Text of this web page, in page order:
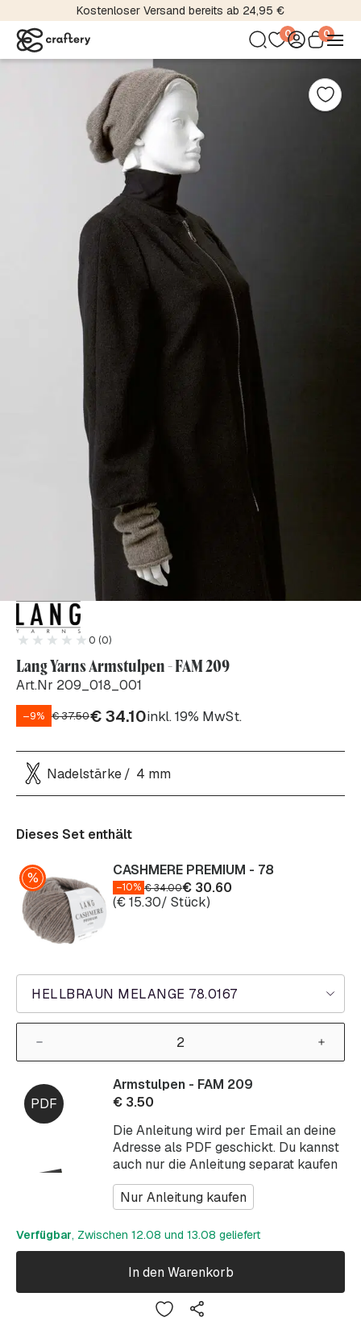
Kostenloser Versand bereits ab 24,95 €
0 0
0 (0)
Lang Yarns Armstulpen - FAM 209
Art.Nr 209_018_001
–9% €37.50€34.10inkl. 19% MwSt.
Nadelstärke 4 mm
Dieses Set enthält
HELLBRAUN MELANGE 78.0167
CASHMERE PREMIUM - 78
–10% €34.00€ 30.60
(€15.30/ Stück)
Die Anleitung wird per Email an deine
Adresse als PDF geschickt. Du kannst
auch nur die Anleitung separat kaufen
Nur Anleitung kaufen
Armstulpen - FAM 209
€ 3.50
Verfügbar, Zwischen 12.08 und 13.08 geliefert
In den Warenkorb